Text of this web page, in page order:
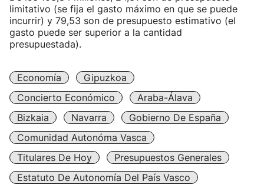
limitativo (se fija el gasto máximo en que se puede
incurrir) y 79,53 son de presupuesto estimativo (el
gasto puede ser superior a la cantidad
presupuestada).
Economía
Gipuzkoa
Concierto Económico
Araba-Álava
Bizkaia
Navarra
Gobierno De España
Comunidad Autonóma Vasca
Titulares De Hoy
Presupuestos Generales
Estatuto De Autonomía Del País Vasco